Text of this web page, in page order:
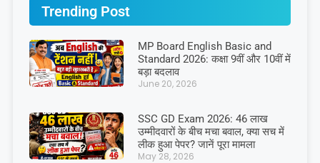
Trending Post
MP Board English Basic and
Standard 2026: कक्षा 9वीं और 10वीं में
बड़ा बदलाव
June 20, 2026
SSC GD Exam 2026: 46 लाख
उम्मीदवारों के बीच मचा बवाल, क्या सच में
लीक हुआ पेपर? जानें पूरा मामला
May 28, 2026